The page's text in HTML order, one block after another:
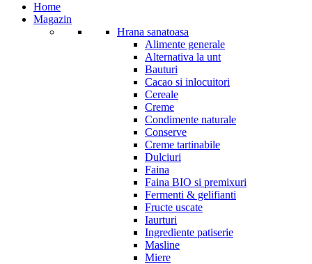
Home
Magazin
Hrana sanatoasa
Alimente generale
Alternativa la unt
Bauturi
Cacao si inlocuitori
Cereale
Creme
Condimente naturale
Conserve
Creme tartinabile
Dulciuri
Faina
Faina BIO si premixuri
Fermenti & gelifianti
Fructe uscate
Iaurturi
Ingrediente patiserie
Masline
Miere